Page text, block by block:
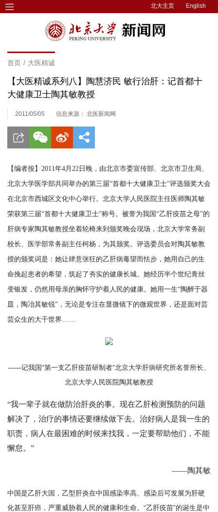
北大主页 English
首页 / 大医精诚
【大医精诚系列八】陶慧济民 敏行治肝：记首都十
大健康卫士陶其敏教授
2011/05/05 信息来源： 北医新闻网
【编者按】2011年4月22日晚，由北京市委宣传部、北京市卫生局、
北京大学医学部共同举办的第三届“首都十大健康卫士”评选颁奖大会
在北京市西城区文化中心举行。北京大学人民医院主任医师陶其敏
荣获第三届“首都十大健康卫士”称号。被誉为我国“乙肝疫苗之母”的
肝病专家陶其敏教授坐着轮椅来到颁奖晚会现场，北京大学常务副
校长、医学部常务副主任柯杨，为其颁奖。评选委员会对陶其敏教
授的颁奖词是：她让肆意张狂的乙肝病毒望而怯步，她用自己的生
命挽起患者的希望，筑起了夯实的健康长城。她经历半个世纪青丝
变银发，仍然用母亲的胸怀守护着人民的健康。她用一生“陶醉于器
皿，陶冶其敏锐”，无论是专注在显微镜下的微观世界，还是面对芸
芸众生的大千世界……
——记我国“第一支乙肝疫苗研制者”北京大学肝病研究所名誉所长、
北京大学人民医院陶其敏教授
“我一辈子就在做防治肝炎的事。现在乙肝检测预防的问题
解决了，治疗的事情还要继续做下去。治好病人是我一生的
职责，病人在最困难的时候来找我，一定要帮助他们，不能
懈怠。”
——陶其敏
中国是乙肝大国，乙型肝炎在中国感染率高、感染后可发展为肝硬
化甚至肝癌，严重威胁着人民的健康和生命。“乙肝疫苗”的诞生是中